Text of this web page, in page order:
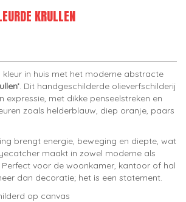
KRULLEN
kleur in huis met het moderne abstracte
. Dit handgeschilderde olieverfschilderij
expressie, met dikke penseelstreken en
zoals helderblauw, diep oranje, paars
brengt energie, beweging en diepte, wat
maakt in zowel moderne als
Perfect voor de woonkamer, kantoor of hal
dan decoratie; het is een statement.
op canvas